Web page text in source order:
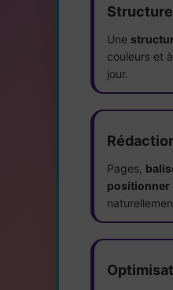
Une
couleurs et
jour.
Pages,
positionner